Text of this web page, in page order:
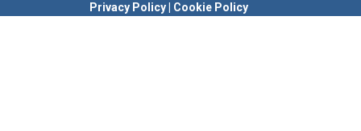
Privacy Policy
Cookie Policy